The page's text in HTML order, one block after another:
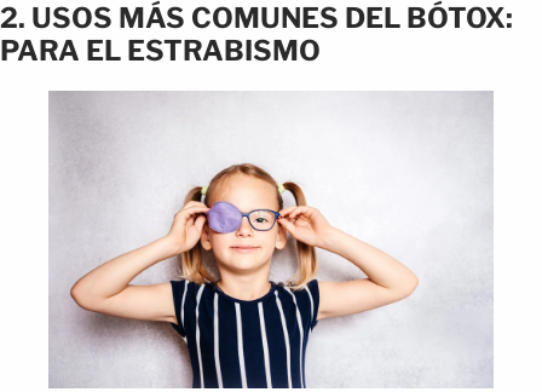
2. USOS MÁS COMUNES DEL BÓTOX:
PARA EL ESTRABISMO